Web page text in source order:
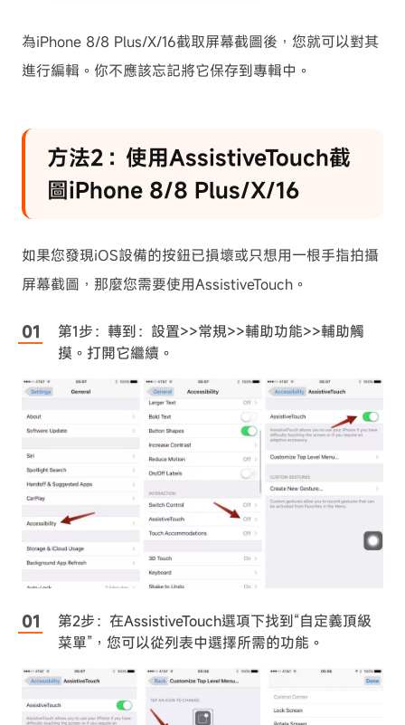
為iPhone 8/8 Plus/X/16截取屏幕截圖後，您就可以對其
進行編輯。你不應該忘記將它保存到專輯中。
方法2：使用AssistiveTouch截
圖iPhone 8/8 Plus/X/16
如果您發現iOS設備的按鈕已損壞或只想用一根手指拍攝
屏幕截圖，那麼您需要使用AssistiveTouch。
第1步：轉到：設置>>常規>>輔助功能>>輔助觸
摸。打開它繼續。
第2步：在AssistiveTouch選項下找到“自定義頂級
菜單”，您可以從列表中選擇所需的功能。